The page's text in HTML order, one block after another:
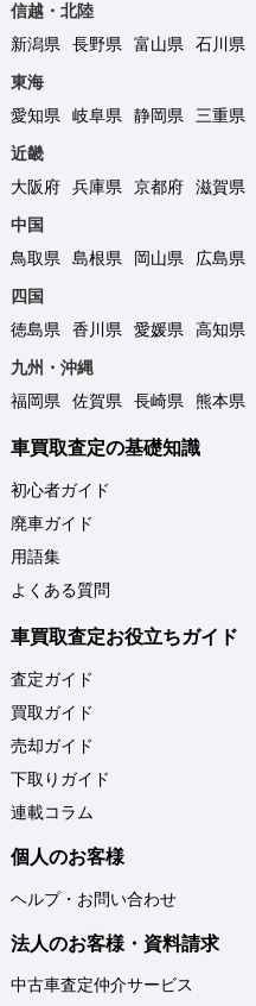
信越・北陸
新潟県
長野県 富山県 石川県
東海
愛知県
岐阜県 静岡県
三重県
近畿
大阪府
兵庫県 京都府 滋賀県
中国
鳥取県
島根県 岡山県 広島県
四国
徳島県
香川県 愛媛県
高知県
九州・沖縄
福岡県
佐賀県 長崎県 熊本県
車買取査定の基礎知識
初心者ガイド
廃車ガイド
用語集
よくある質問
車買取査定お役立ちガイド
査定ガイド
買取ガイド
売却ガイド
下取りガイド
連載コラム
個人のお客様
ヘルプ・お問い合わせ
法人のお客様・資料請求
中古車査定仲介サービス